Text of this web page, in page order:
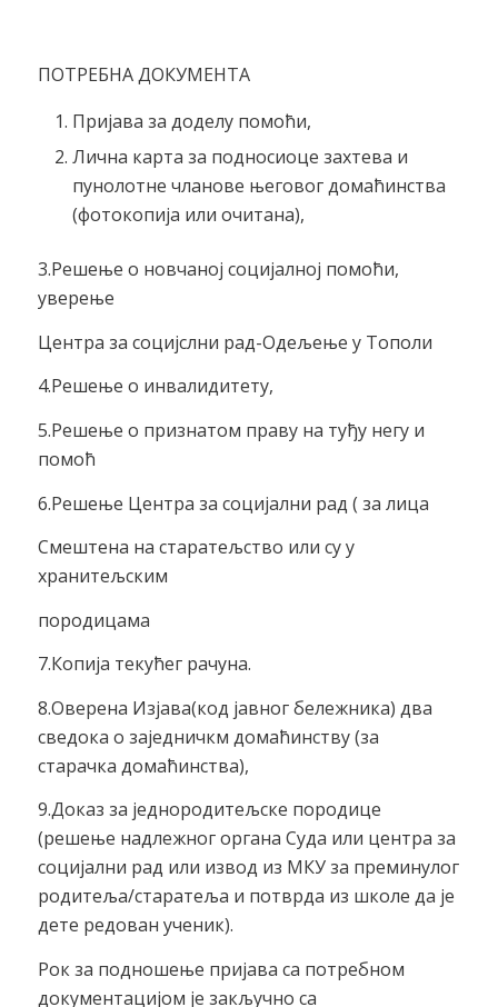
ПОТРЕБНА ДОКУМЕНТА
Пријава за доделу помоћи,
Лична карта за подносиоце захтева и
пунолотне чланове његовог домаћинства
(фотокопија или очитана),
3.Решење о новчаној социјалној помоћи,
уверење
Центра за социјслни рад-Одељење у Тополи
4.Решење о инвалидитету,
5.Решење о признатом праву на туђу негу и
помоћ
6.Решење Центра за социјални рад ( за лица
Смештена на старатељство или су у
хранитељским
породицама
7.Копија текућег рачуна.
8.Оверена Изјава(код јавног бележника) два
сведока о заједничкм домаћинству (за
старачка домаћинства),
9.Доказ за једнородитељске породице
(решење надлежног органа Суда или центра за
социјални рад или извод из МКУ за преминулог
родитеља/старатеља и потврда из школе да је
дете редован ученик).
Рок за подношење пријава са потребном
документацијом је закључно са